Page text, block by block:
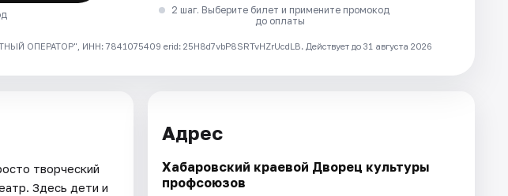
2 шаг. Выберите билет и примените промокод
до оплаты
ОПЕРАТОР", ИНН: 7841075409 erid: 25H8d7vbP8SRTvHZrUcdLB. Действует до 31 августа 2026
творческий
Здесь дети и
Адрес
Хабаровский краевой Дворец культуры
профсоюзов